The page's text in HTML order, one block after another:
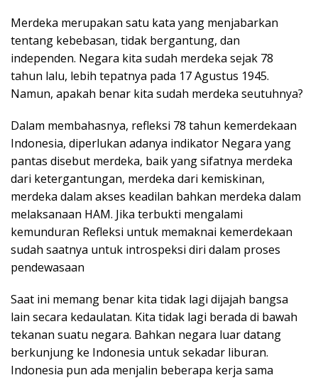
Merdeka merupakan satu kata yang menjabarkan
tentang kebebasan, tidak bergantung, dan
independen. Negara kita sudah merdeka sejak 78
tahun lalu, lebih tepatnya pada 17 Agustus 1945.
Namun, apakah benar kita sudah merdeka seutuhnya?
Dalam membahasnya, refleksi 78 tahun kemerdekaan
Indonesia, diperlukan adanya indikator Negara yang
pantas disebut merdeka, baik yang sifatnya merdeka
dari ketergantungan, merdeka dari kemiskinan,
merdeka dalam akses keadilan bahkan merdeka dalam
melaksanaan HAM. Jika terbukti mengalami
kemunduran Refleksi untuk memaknai kemerdekaan
sudah saatnya untuk introspeksi diri dalam proses
pendewasaan
Saat ini memang benar kita tidak lagi dijajah bangsa
lain secara kedaulatan. Kita tidak lagi berada di bawah
tekanan suatu negara. Bahkan negara luar datang
berkunjung ke Indonesia untuk sekadar liburan.
Indonesia pun ada menjalin beberapa kerja sama